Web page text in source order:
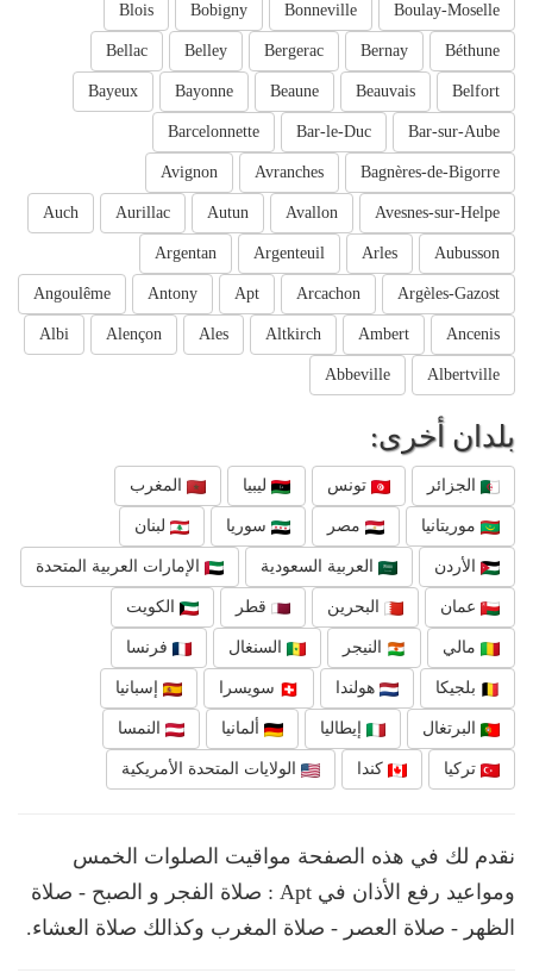
Boulay-Moselle
Bonneville
Bobigny
Blois
Béthune
Bernay
Bergerac
Belley
Bellac
Belfort
Beauvais
Beaune
Bayonne
Bayeux
Bar-sur-Aube
Bar-le-Duc
Barcelonnette
Bagnères-de-Bigorre
Avranches
Avignon
Avesnes-sur-Helpe
Avallon
Autun
Aurillac
Auch
Aubusson
Arles
Argenteuil
Argentan
Argèles-Gazost
Arcachon
Apt
Antony
Angoulême
Ancenis
Ambert
Altkirch
Ales
Alençon
Albi
Albertville
Abbeville
بلدان أخرى:
الجزائر تونس ليبيا المغرب
موريتانيا مصر سوريا لبنان
الأردن العربية السعودية الإمارات العربية المتحدة
عمان البحرين قطر الكويت
مالي النيجر السنغال فرنسا
بلجيكا هولندا سويسرا إسبانيا
البرتغال إيطاليا ألمانيا النمسا
تركيا كندا الولايات المتحدة الأمريكية
نقدم لك في هذه الصفحة مواقيت الصلوات الخمس
ومواعيد رفع الأذان في Apt : صلاة الفجر و الصبح - صلاة
الظهر - صلاة العصر - صلاة المغرب وكذالك صلاة العشاء.